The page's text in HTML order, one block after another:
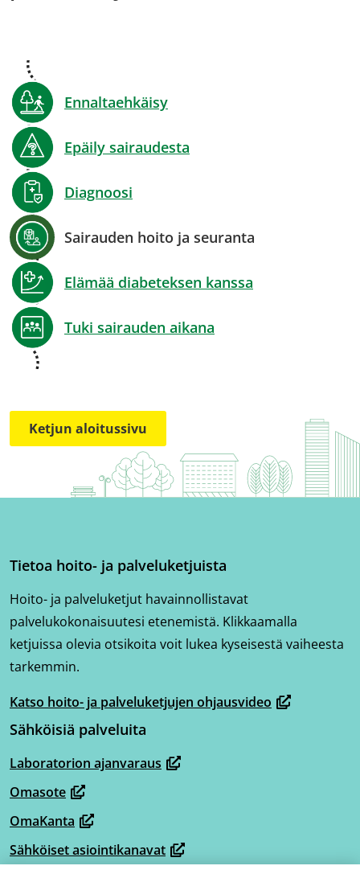
Ennaltaehkäisy
Epäily sairaudesta
Diagnoosi
Sairauden hoito ja seuranta
Elämää diabeteksen kanssa
Tuki sairauden aikana
Ketjun aloitussivu
Tietoa hoito- ja palveluketjuista
Hoito- ja palveluketjut havainnollistavat
palvelukokonaisuutesi etenemistä. Klikkaamalla
ketjuissa olevia otsikoita voit lukea kyseisestä vaiheesta
tarkemmin.
Katso hoito- ja palveluketjujen ohjausvideo
(avautuu
uuteen
ikkunaan,
toiseen
palveluun)
Sähköisiä palveluita
Laboratorion ajanvaraus
(avautuu
uuteen
ikkunaan,
siirryt
toiseen
Omasote
(avautuu
uuteen
ikkunaan,
siirryt
OmaKanta
(avautuu
uuteen
Sähköiset asiointikanavat
(avautuu